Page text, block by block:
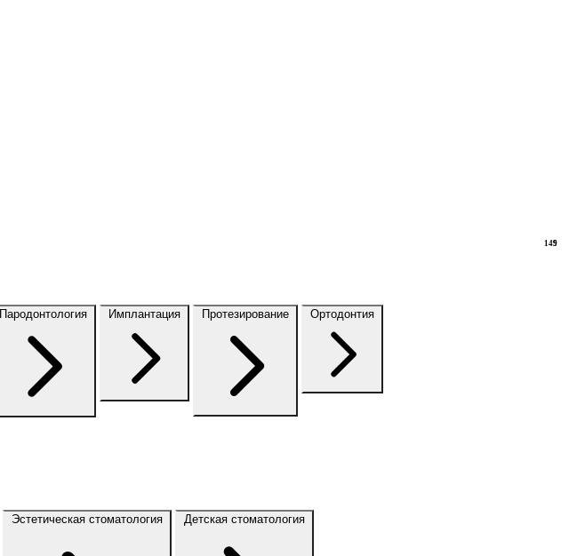
Пародонтология Имплантация Протезирование Ортодонтия
Эстетическая стоматология Детская стоматология
9
149